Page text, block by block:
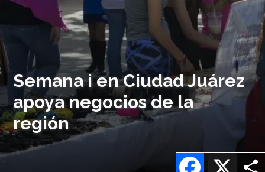
Semana i en Ciudad Juárez
apoya negocios de la
región
X
Facebook